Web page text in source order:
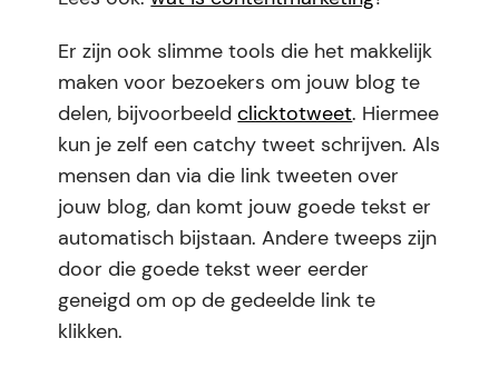
Er zijn ook slimme tools die het makkelijk
maken voor bezoekers om jouw blog te
delen, bijvoorbeeldclicktotweet. Hiermee
kun je zelf een catchy tweet schrijven. Als
mensen dan via die link tweeten over
jouw blog, dan komt jouw goede tekst er
automatisch bijstaan. Andere tweeps zijn
door die goede tekst weer eerder
geneigd om op de gedeelde link te
klikken.